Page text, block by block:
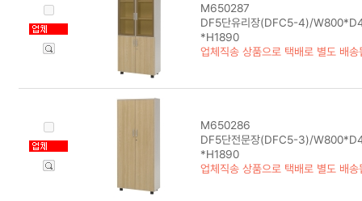
M650287
DF5단유리장(DFC5-4)/
*H1890
업체직송 상품으로 택배로 별도 배송
M650286
DF5단전문장(DFC5-3)/
*H1890
업체직송 상품으로 택배로 별도 배송